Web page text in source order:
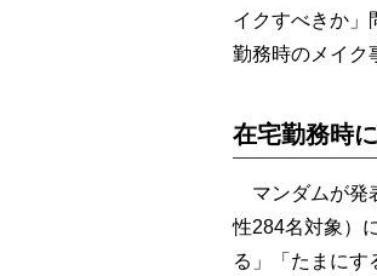
イクすべきか」
勤務時のメイク
在宅勤務時
マンダムが発
性284名対象）
る」「たまにす